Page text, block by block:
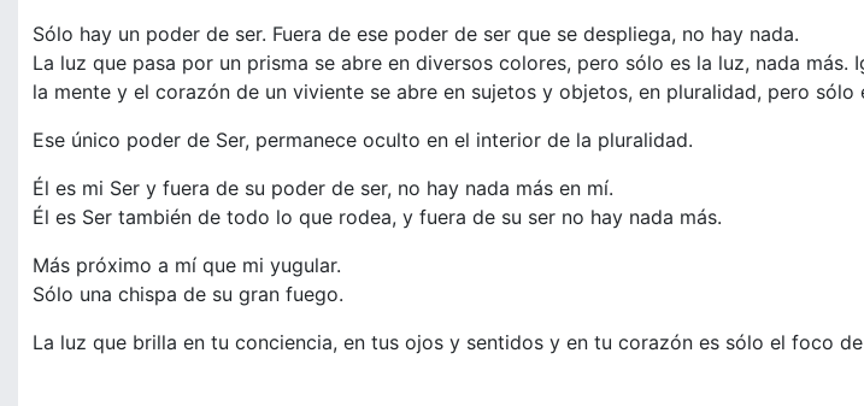
Sólo hay un poder de ser. Fuera de ese poder de ser que se despliega, no hay nada.
La luz que pasa por un prisma se abre en diversos colores, pero sólo es la luz, nada más.
la mente y el corazón de un viviente se abre en sujetos y objetos, en pluralidad, pero sólo
Ese único poder de Ser, permanece oculto en el interior de la pluralidad.
Él es mi Ser y fuera de su poder de ser, no hay nada más en mí.
Él es Ser también de todo lo que rodea, y fuera de su ser no hay nada más.
Más próximo a mí que mi yugular.
Sólo una chispa de su gran fuego.
La luz que brilla en tu conciencia, en tus ojos y sentidos y en tu corazón es sólo el foco